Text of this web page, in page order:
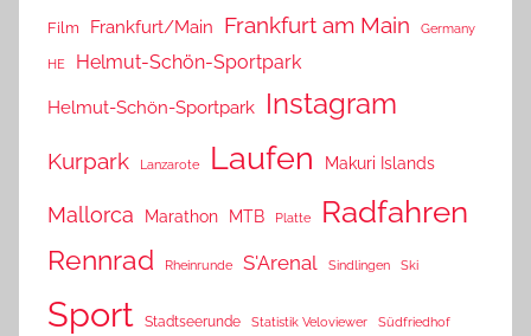
Film Frankfurt/Main Frankfurt am Main Germany
HE Helmut-Schön-Sportpark
Helmut-Schön-Sportpark Instagram
Kurpark Lanzarote Laufen Makuri Islands
Mallorca Marathon MTB Platte Radfahren
Rennrad Rheinrunde S'Arenal Sindlingen Ski
Sport Stadtseerunde Statistik Veloviewer Südfriedhof